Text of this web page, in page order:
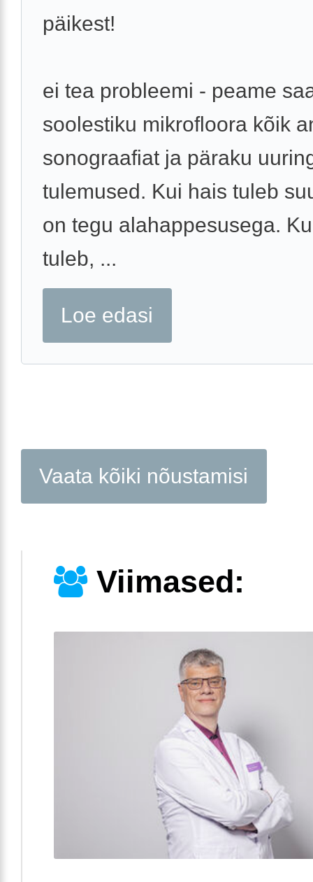
päikest!
ei tea probleemi - peame
soolestiku mikrofloora kõik
sonograafiat ja päraku
tulemused. Kui hais tuleb
on tegu alahappesusega.
tuleb, ...
Loe edasi
Vaata kõiki nõustamisi
Viimased: